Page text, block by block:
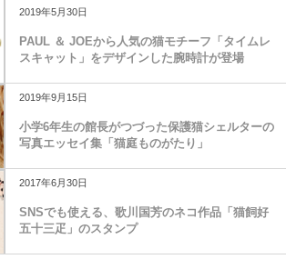
2019年5月30日
PAUL ＆ JOEから人気の猫モチーフ「タイムレ
スキャット」をデザインした腕時計が登場
2019年9月15日
小学6年生の館長がつづった保護猫シェルターの
写真エッセイ集「猫庭ものがたり」
2017年6月30日
SNSでも使える、歌川国芳のネコ作品「猫飼好
五十三疋」のスタンプ